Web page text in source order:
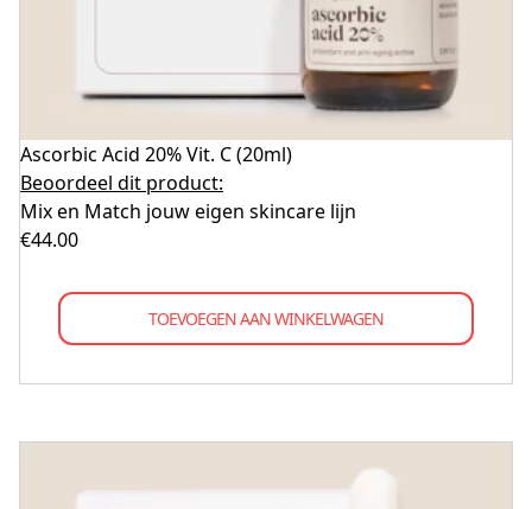
Ascorbic Acid 20% Vit. C (20ml)
Beoordeel dit product:
Mix en Match jouw eigen skincare lijn
€44.00
TOEVOEGEN AAN WINKELWAGEN